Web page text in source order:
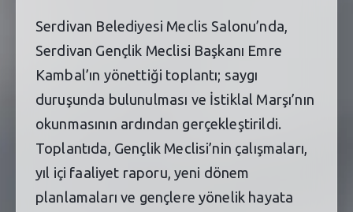
Serdivan Belediyesi Meclis Salonu’nda,
Serdivan Gençlik Meclisi Başkanı Emre
Kambal’ın yönettiği toplantı; saygı
duruşunda bulunulması ve İstiklal Marşı’nın
okunmasının ardından gerçekleştirildi.
Toplantıda, Gençlik Meclisi’nin çalışmaları,
yıl içi faaliyet raporu, yeni dönem
planlamaları ve gençlere yönelik hayata